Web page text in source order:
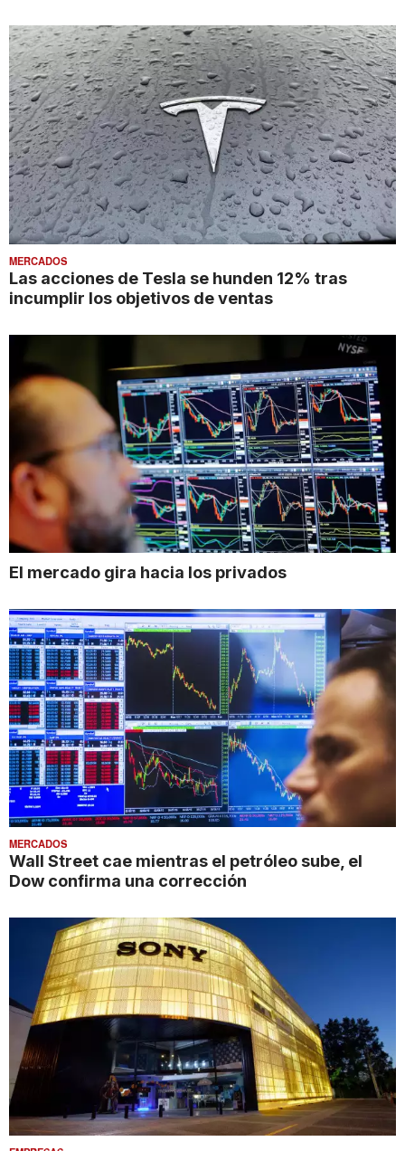
MERCADOS
Las acciones de Tesla se hunden 12% tras
incumplir los objetivos de ventas
El mercado gira hacia los privados
MERCADOS
Wall Street cae mientras el petróleo sube, el
Dow confirma una corrección